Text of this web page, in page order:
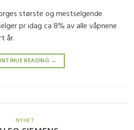
største og mestselgende
pr idag ca 8% av alle våpnene
år.
READING →
NYHET